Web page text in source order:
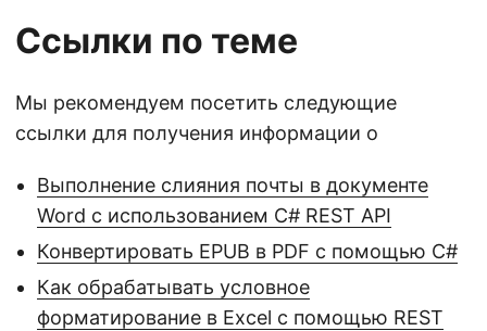
Ссылки по теме
Мы рекомендуем посетить следующие
ссылки для получения информации о
Выполнение слияния почты в документе
Word с использованием C# REST API
Конвертировать EPUB в PDF с помощью C#
Как обрабатывать условное
форматирование в Excel с помощью REST